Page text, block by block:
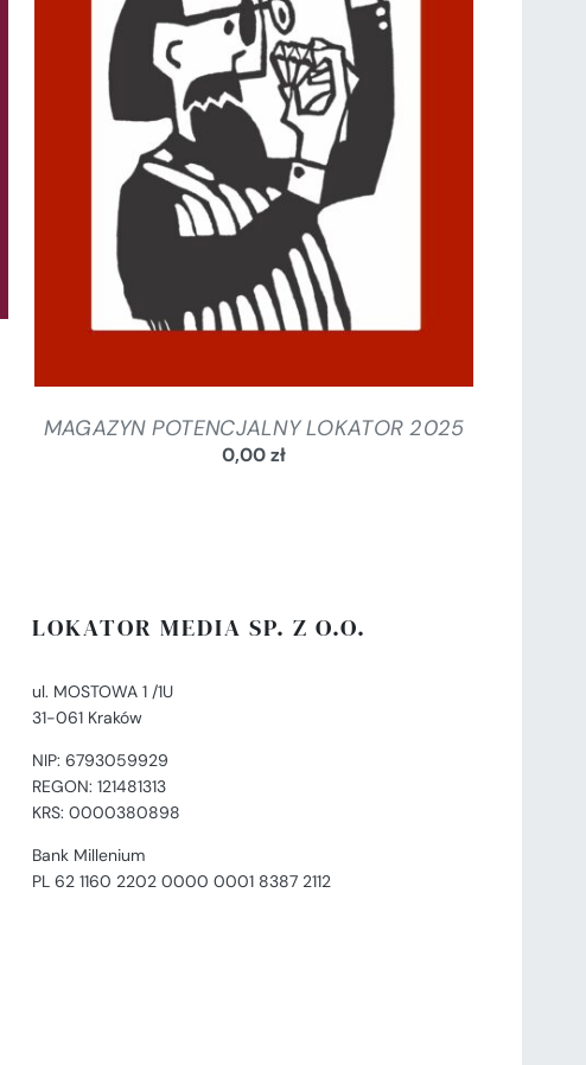
SZCZEGÓŁY
MAGAZYN POTENCJALNY LOKATOR 2025
0,00zł
LOKATOR MEDIA SP. Z O.O.
ul. MOSTOWA 1 /1U
31-061 Kraków
NIP: 6793059929
REGON: 121481313
KRS: 0000380898
Bank Millenium
PL 62 1160 2202 0000 0001 8387 2112